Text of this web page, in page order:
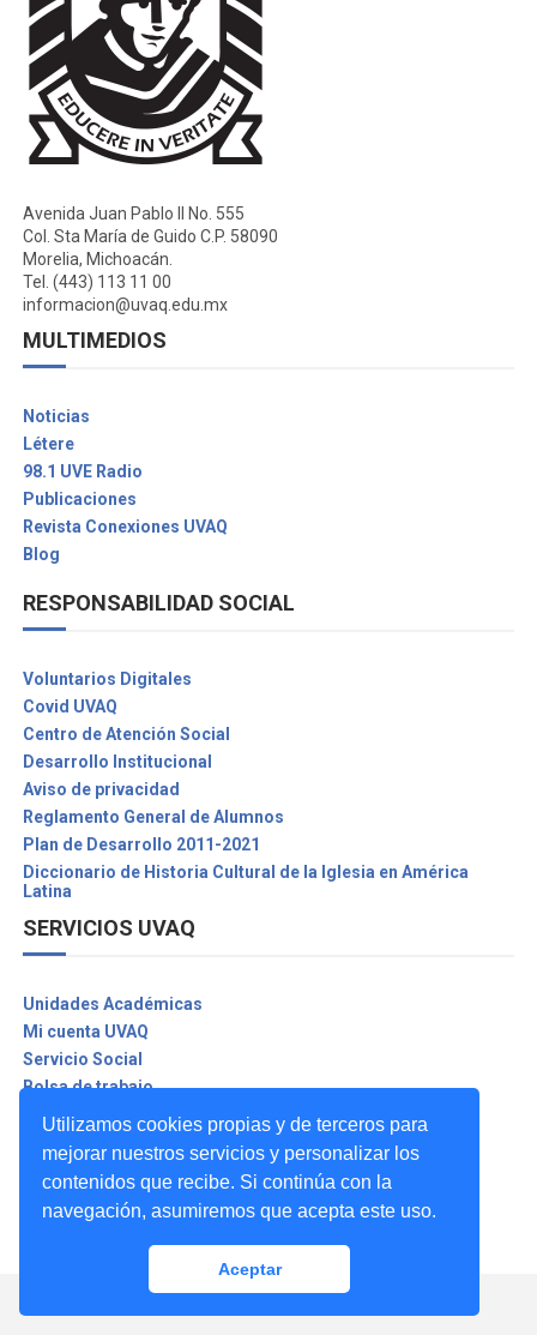
Utilizamos cookies propias y de terceros para
mejorar nuestros servicios y personalizar los
contenidos que recibe. Si continúa con la
navegación, asumiremos que acepta este uso.
Aceptar
Avenida Juan Pablo II No. 555
Col. Sta María de Guido C.P. 58090
Morelia, Michoacán.
Tel. (443) 113 11 00
informacion@uvaq.edu.mx
MULTIMEDIOS
Noticias
Létere
98.1 UVE Radio
Publicaciones
Revista Conexiones UVAQ
Blog
RESPONSABILIDAD SOCIAL
Voluntarios Digitales
Covid UVAQ
Centro de Atención Social
Desarrollo Institucional
Aviso de privacidad
Reglamento General de Alumnos
Plan de Desarrollo 2011-2021
Diccionario de Historia Cultural de la Iglesia en América
Latina
SERVICIOS UVAQ
Unidades Académicas
Mi cuenta UVAQ
Servicio Social
Bolsa de trabajo
Biblioteca Digital
Seguro contra accidentes
Asuntos Internacionales
Promociones UVAQ